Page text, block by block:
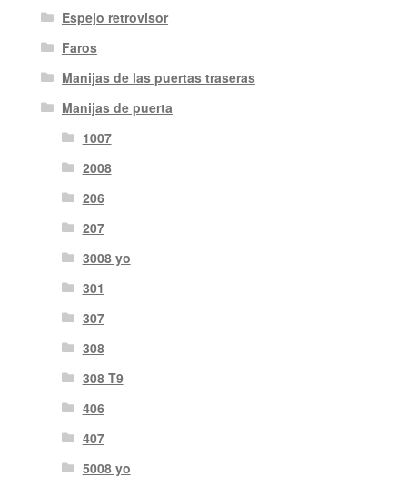
Espejo retrovisor
Faros
Manijas de las puertas traseras
Manijas de puerta
1007
2008
206
207
3008 yo
301
307
308
308 T9
406
407
5008 yo